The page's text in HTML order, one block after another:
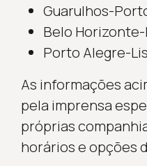
Guarulhos-
Belo Horizonte-
Porto Alegre-
As informações
pela imprensa
próprias
horários e opções